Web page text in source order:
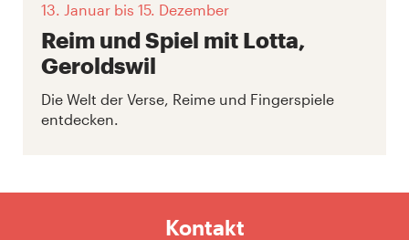
13. Januar bis 15. Dezember
Reim und Spiel mit Lotta,
Geroldswil
Die Welt der Verse, Reime und Fingerspiele
entdecken.
Kontakt